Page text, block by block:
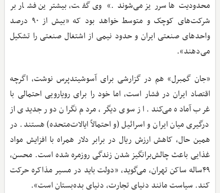
محدودیت‌ها سرریز می‌شوند.» وی گفت، بیشترین فشار بر
شرکت‌های کوچک و متوسط خواهد بود که «بیش از ۹۰ درصد
واحدهای صنعتی ایران و حدود نیمی از اشتغال صنعتی را تشکیل
می‌دهند».
«جان گمبرل» هم در گزارشی برای آسوشیتدپرس نوشت، اگرچه
اقتصاد ایران در فشار است، اما خود را برای رویارویی احتمالی با
غرب آماده می‌کند. از سوی دیگر، مردم نگران دور جدیدی از
درگیری میان ایران و اسرائیل (و احتمالاً ایالات‌متحده) هستند. در
همین حال، کاهش ارزش ریال در برابر دلار همراه با افزایش مواد
غذایی باعث چالش‌برانگیز شدن زندگی روزمره شده است. محسن،
۴۹ساله ساکن تهران، می‌گوید، «دولت باید در مسیر مذاکره حرکت
کند. سیاست مانند دنیای تجارت، دنیای بده‌بستان است».